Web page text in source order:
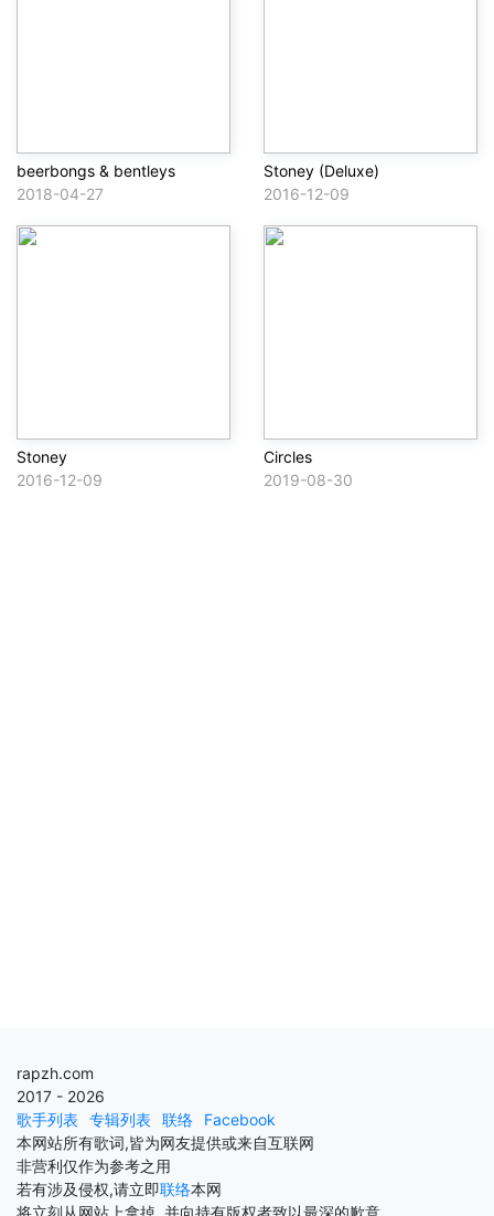
beerbongs & bentleys
2018-04-27
Stoney (Deluxe)
2016-12-09
Stoney
2016-12-09
Circles
2019-08-30
rapzh.com
2017 - 2026
歌手列表 专辑列表 联络
Facebook
本网站所有歌词,皆为网友提供或来自互联网
非营利仅作为参考之用
若有涉及侵权,请立即联络本网
将立刻从网站上拿掉, 并向持有版权者致以最深的歉意